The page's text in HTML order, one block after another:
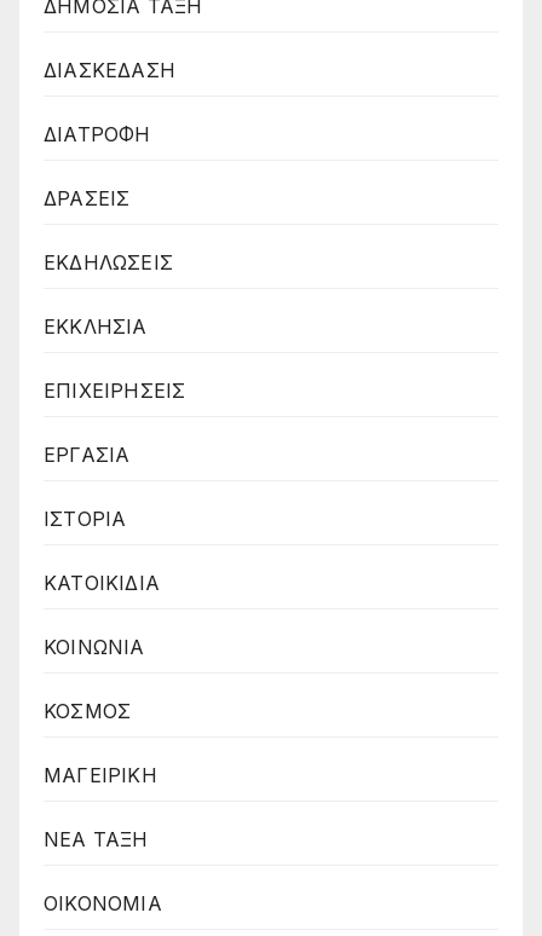
ΔΗΜΟΣΙΑ ΤΑΞΗ
ΔΙΑΣΚΕΔΑΣΗ
ΔΙΑΤΡΟΦΗ
ΔΡΑΣΕΙΣ
ΕΚΔΗΛΩΣΕΙΣ
ΕΚΚΛΗΣΙΑ
ΕΠΙΧΕΙΡΗΣΕΙΣ
ΕΡΓΑΣΙΑ
ΙΣΤΟΡΙΑ
ΚΑΤΟΙΚΙΔΙΑ
ΚΟΙΝΩΝΙΑ
ΚΟΣΜΟΣ
ΜΑΓΕΙΡΙΚΗ
ΝΕΑ ΤΑΞΗ
ΟΙΚΟΝΟΜΙΑ